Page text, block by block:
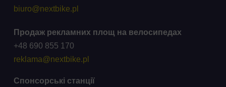
biuro@nextbike.pl
Продаж рекламних площ на велосипедах
+48 690 855 170
reklama@nextbike.pl
Спонсорські станції